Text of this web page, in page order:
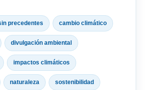
precedentes cambio climático
divulgación ambiental
impactos climáticos
naturaleza sostenibilidad